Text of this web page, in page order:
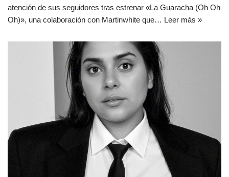
atención de sus seguidores tras estrenar «La Guaracha (Oh Oh
Oh)», una colaboración con Martinwhite que… Leer más »